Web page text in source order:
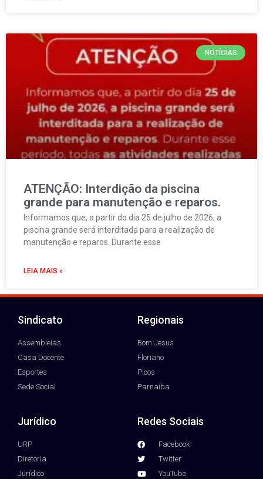
NOTÍCIAS
ATENÇÃO: Interdição da piscina
grande para manutenção e reparos.
Informamos que, a partir do dia 25 de julho de 2026, a
piscina grande será interditada para a realização de
manutenção e reparos. Durante esse
LEIA MAIS »
Sindicato
Assembleias
Casa Docente
Esportes
Sede Social
Regionais
Bom Jesus
Floriano
Picos
Parnaíba
Jurídico
URP
Diretoria
Jurídico
Redes Sociais
Facebook
Twitter
YouTube